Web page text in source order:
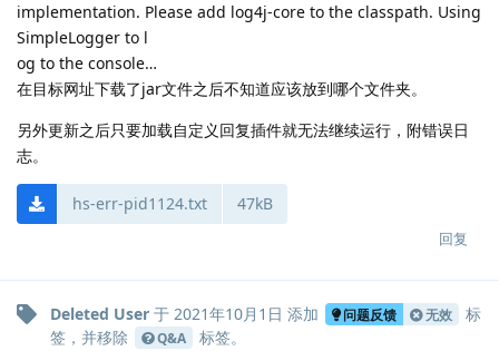
implementation. Please add log4j-core to the classpath. Using
SimpleLogger to l
og to the console…
在目标网址下载了jar文件之后不知道应该放到哪个文件夹。
另外更新之后只要加载自定义回复插件就无法继续运行，附错误日
志。
hs-err-pid1124.txt 47kB
回复
Deleted User 于 2021年10月1日 添加 问题反馈 无效
标
签 ，并移除 Q&A 标签。